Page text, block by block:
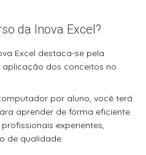
da Inova Excel?
Excel destaca-se pela
dos conceitos no
por aluno, você terá
aprender de forma eficiente.
experientes,
de qualidade.